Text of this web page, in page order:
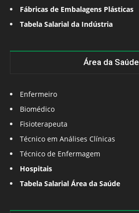
Fábricas de Embalagens Plásticas
Tabela Salarial da Indústria
Área da Saúde
Enfermeiro
Biomédico
Fisioterapeuta
Técnico em Análises Clínicas
Técnico de Enfermagem
Hospitais
Tabela Salarial Área da Saúde